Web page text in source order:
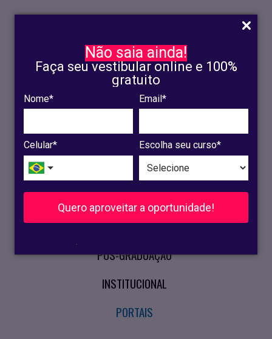
Não saia ainda!
Faça seu vestibular online e 100%
gratuito
Nome* Email*
Celular* Escolha seu curso*
Quero aproveitar a oportunidade!
.
INSCRIÇÃO
OLINDA
RECIFE
VESTIBULAR
CURSOS PRESENCIAIS
PÓS-GRADUAÇÃO
INSTITUCIONAL
PORTAIS